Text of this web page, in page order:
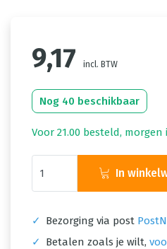
9,17 incl. BTW
Nog 40 beschikbaar
Voor 21.00 besteld, morgen
In
✓ Bezorging via post
✓
Betalen zoals je wilt,